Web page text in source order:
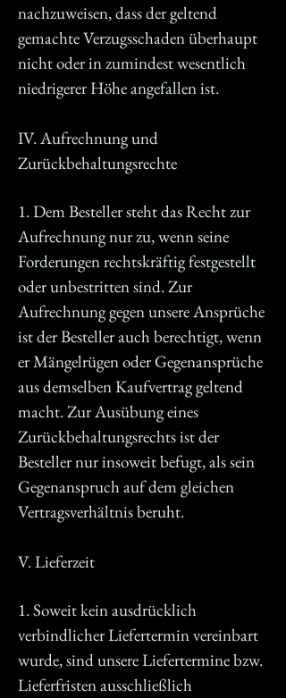
nachzuweisen, dass der geltend
gemachte Verzugsschaden überhaupt
nicht oder in zumindest wesentlich
niedrigerer Höhe angefallen ist.
IV. Aufrechnung und
Zurückbehaltungsrechte
1. Dem Besteller steht das Recht zur
Aufrechnung nur zu, wenn seine
Forderungen rechtskräftig festgestellt
oder unbestritten sind. Zur
Aufrechnung gegen unsere Ansprüche
ist der Besteller auch berechtigt, wenn
er Mängelrügen oder Gegenansprüche
aus demselben Kaufvertrag geltend
macht. Zur Ausübung eines
Zurückbehaltungsrechts ist der
Besteller nur insoweit befugt, als sein
Gegenanspruch auf dem gleichen
Vertragsverhältnis beruht.
V. Lieferzeit
1. Soweit kein ausdrücklich
verbindlicher Liefertermin vereinbart
wurde, sind unsere Liefertermine bzw.
Lieferfristen ausschließlich